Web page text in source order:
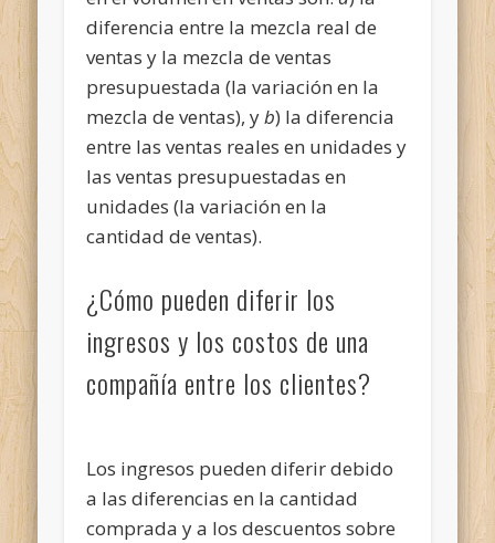
diferencia entre la mezcla real de
ventas y la mezcla de ventas
presupuestada (la variación en la
mezcla de ventas), yb) la diferencia
entre las ventas reales en unidades y
las ventas presupuestadas en
unidades (la variación en la
cantidad de ventas).
¿Cómo pueden diferir los
ingresos y los costos de una
compañía entre los clientes?
Los ingresos pueden diferir debido
a las diferencias en la cantidad
comprada y a los descuentos sobre